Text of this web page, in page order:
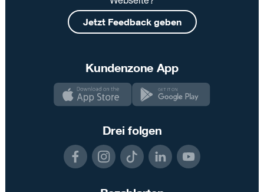
Jetzt Feedback geben
Kundenzone App
Drei folgen